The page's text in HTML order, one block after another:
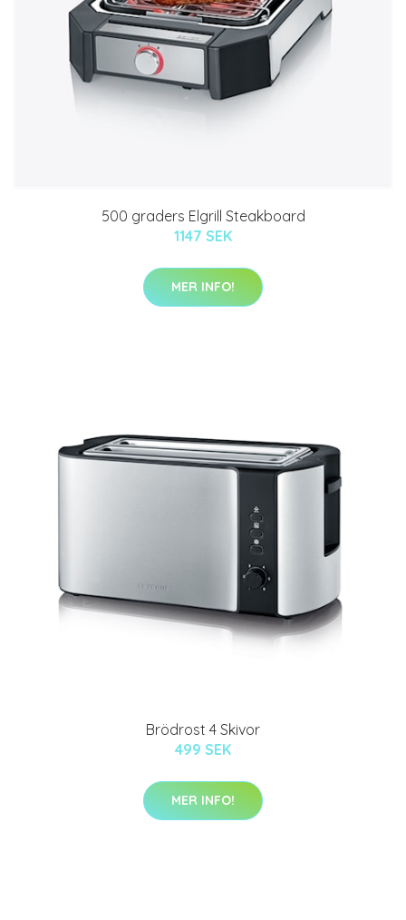
500 graders Elgrill Steakboard
1147 SEK
MER INFO!
Brödrost 4 Skivor
499 SEK
MER INFO!